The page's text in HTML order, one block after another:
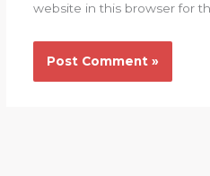
website in this browser for